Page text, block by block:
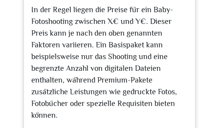
In der Regel liegen die Preise für ein Baby-
Fotoshooting zwischen X€ und Y€. Dieser
Preis kann je nach den oben genannten
Faktoren variieren. Ein Basispaket kann
beispielsweise nur das Shooting und eine
begrenzte Anzahl von digitalen Dateien
enthalten, während Premium-Pakete
zusätzliche Leistungen wie gedruckte Fotos,
Fotobücher oder spezielle Requisiten bieten
können.